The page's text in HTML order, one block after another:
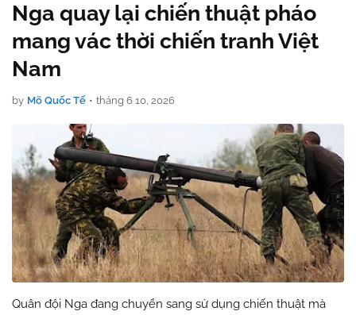
Nga quay lại chiến thuật pháo
mang vác thời chiến tranh Việt
Nam
by Mõ Quốc Tế • tháng 6 10, 2026
Quân đội Nga đang chuyển sang sử dụng chiến thuật mà